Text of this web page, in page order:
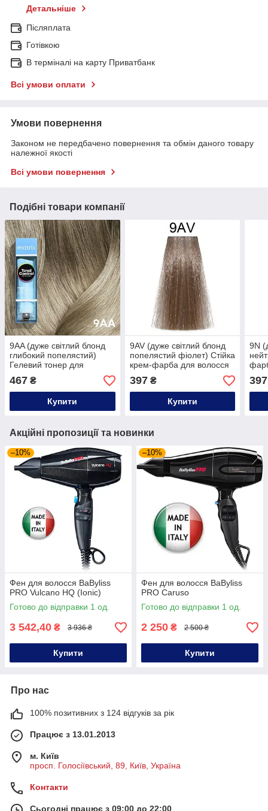
Детальніше
Післяплата
Готівкою
В терміналі на карту Приватбанк
Всі умови оплати
Умови повернення
Законом не передбачено повернення та обмін даного товару
належної якості
Всі умови повернення
Подібні товари компанії
9AA (дуже світлий блонд
глибокий попелястий)
Гелевий тонер для
волосся без аміаку Matrix
Tonal Control Pre-
Bonded,90ml
467 ₴
Купити
9AV (дуже світлий блонд
попелястий фіолет) Стійка
крем-фарба для волосся
Bonded,90ml
397₴
Купити
9N
397
Акційні пропозиції та новинки
–10%
Фен для волосся BaByliss
PRO Vulcano HQ (Ionic)
Готово до відправки 1 од.
3 542,40 ₴ 3 936 ₴
Купити
–10%
Фен для волосся BaByliss
PRO Caruso
Готово до відправки 1 од.
2 250 ₴ 2 500 ₴
Купити
Про нас
100% позитивних з 124 відгуків за рік
Працює з 13.01.2013
м. Київ
просп. Голосіївський, 89, Київ, Україна
Контакти
Сьогодні працює з 09:00 до 22:00